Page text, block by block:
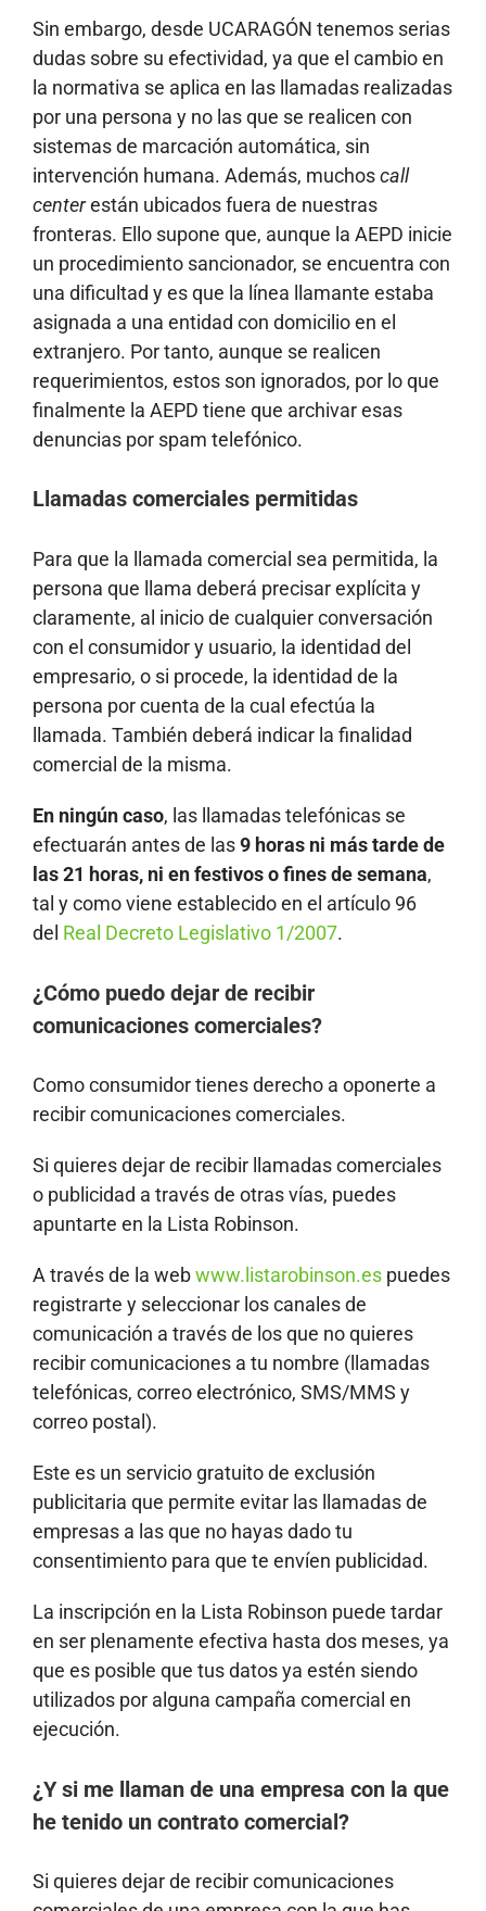
Sin embargo, desde UCARAGÓN tenemos serias
dudas sobre su efectividad, ya que el cambio en
la normativa se aplica en las llamadas realizadas
por una persona y no las que se realicen con
sistemas de marcación automática, sin
intervención humana. Además, muchoscall
centerestán ubicados fuera de nuestras
fronteras. Ello supone que, aunque la AEPD inicie
un procedimiento sancionador, se encuentra con
una dificultad y es que la línea llamante estaba
asignada a una entidad con domicilio en el
extranjero. Por tanto, aunque se realicen
requerimientos, estos son ignorados, por lo que
finalmente la AEPD tiene que archivar esas
denuncias por spam telefónico.
Llamadas comerciales permitidas
Para que la llamada comercial sea permitida, la
persona que llama deberá precisar explícita y
claramente, al inicio de cualquier conversación
con el consumidor y usuario, la identidad del
empresario, o si procede, la identidad de la
persona por cuenta de la cual efectúa la
llamada. También deberá indicar la finalidad
comercial de la misma.
En ningún caso, las llamadas telefónicas se
efectuarán antes de las9 horas ni más tarde de
las 21 horas, ni en festivos o fines de semana,
tal y como viene establecido en el artículo 96
del Real Decreto Legislativo 1/2007.
¿Cómo puedo dejar de recibir
comunicaciones comerciales?
Como consumidor tienes derecho a oponerte a
recibir comunicaciones comerciales.
Si quieres dejar de recibir llamadas comerciales
o publicidad a través de otras vías, puedes
apuntarte en la Lista Robinson.
A través de la webwww.listarobinson.es puedes
registrarte y seleccionar los canales de
comunicación a través de los que no quieres
recibir comunicaciones a tu nombre (llamadas
telefónicas, correo electrónico, SMS/MMS y
correo postal).
Este es un servicio gratuito de exclusión
publicitaria que permite evitar las llamadas de
empresas a las que no hayas dado tu
consentimiento para que te envíen publicidad.
La inscripción en la Lista Robinson puede tardar
en ser plenamente efectiva hasta dos meses, ya
que es posible que tus datos ya estén siendo
utilizados por alguna campaña comercial en
ejecución.
¿Y si me llaman de una empresa con la que
he tenido un contrato comercial?
Si quieres dejar de recibir comunicaciones